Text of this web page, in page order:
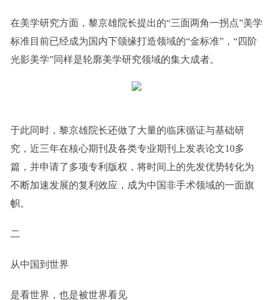
在美学研究方面，黎京雄院长提出的“三面两角一拐点”美学
标准目前已经成为国内下颌缘打造领域的“金标准”，“四阶
光影美学”同样是轮廓美学研究领域的集大成者。
于此同时，黎京雄院长还做了大量的临床循证与基础研
究，近三年在核心期刊及各类专业期刊上发表论文10多
篇，并申请了多项专利版权，将时间上的先发优势转化为
不断加速发展的复利效应，成为中国非手术领域的一面旗
帜。
二
从中国到世界
是看世界，也是被世界看见